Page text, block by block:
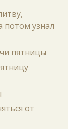
потом узнал
пятницы
от